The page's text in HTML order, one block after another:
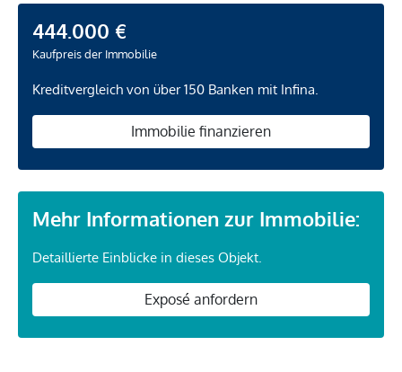
444.000 €
Kaufpreis der Immobilie
Kreditvergleich von über 150 Banken mit Infina.
Immobilie finanzieren
Mehr Informationen zur Immobilie:
Detaillierte Einblicke in dieses Objekt.
Exposé anfordern